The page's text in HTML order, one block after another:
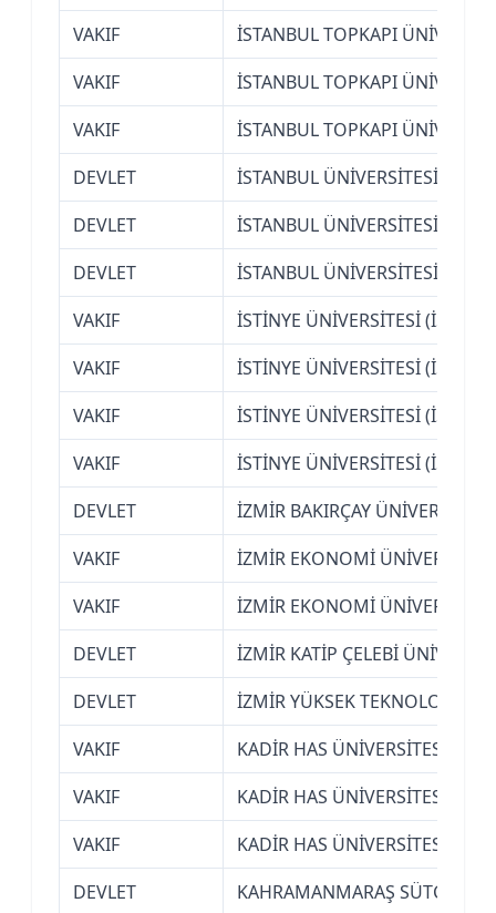
VAKIF
İSTANBUL TOPKAPI
VAKIF
İSTANBUL TOPKAPI
VAKIF
İSTANBUL TOPKAPI
DEVLET
İSTANBUL ÜNİVERSİTESİ
DEVLET
İSTANBUL ÜNİVERSİTESİ
DEVLET
İSTANBUL ÜNİVERSİTESİ-
VAKIF
İSTİNYE ÜNİVERSİTESİ
VAKIF
İSTİNYE ÜNİVERSİTESİ
VAKIF
İSTİNYE ÜNİVERSİTESİ
VAKIF
İSTİNYE ÜNİVERSİTESİ
DEVLET
İZMİR BAKIRÇAY ÜNİVERSİTESİ
VAKIF
İZMİR EKONOMİ ÜNİVERSİTESİ
VAKIF
İZMİR EKONOMİ ÜNİVERSİTESİ
DEVLET
İZMİR KATİP ÇELEBİ
DEVLET
İZMİR YÜKSEK TEKNOLOJİ
VAKIF
KADİR HAS ÜNİVERSİTESİ
VAKIF
KADİR HAS ÜNİVERSİTESİ
VAKIF
KADİR HAS ÜNİVERSİTESİ
DEVLET
KAHRAMANMARAŞ SÜTÇÜ